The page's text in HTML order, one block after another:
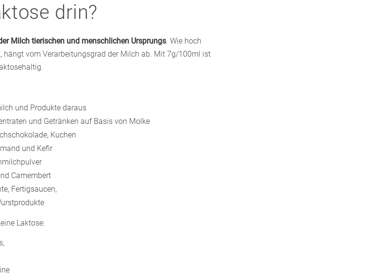
drin?
Milch tierischen und menschlichen Ursprungs. Wie hoch
hängt vom Verarbeitungsgrad der Milch ab. Mit 7g/100ml ist
und Produkte daraus
und Getränken auf Basis von Molke
Kuchen
und Kefir
Camembert
Fertigsaucen,
Laktose: